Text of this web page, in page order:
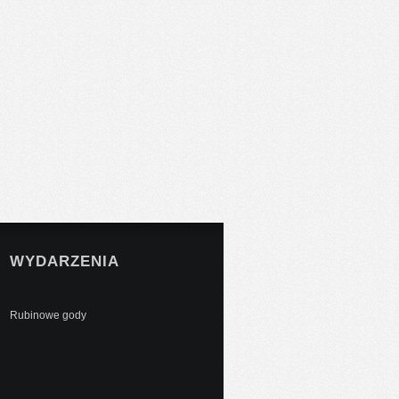
WYDARZENIA
Rubinowe gody